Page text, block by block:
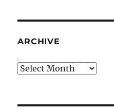
ARCHIVE
Archive